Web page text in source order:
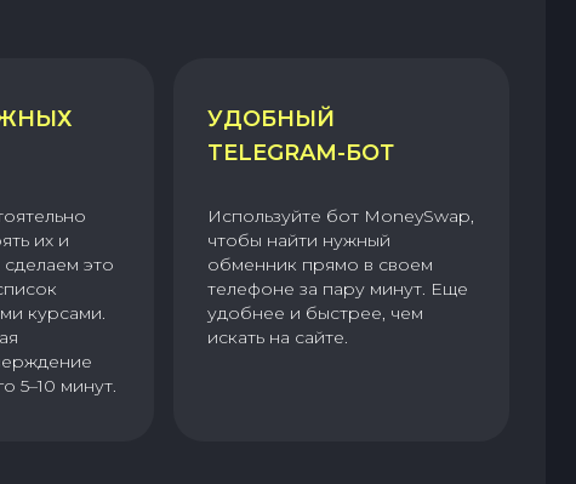
их и
это
курсами.
5–10 минут.
УДОБНЫЙ
TELEGRAM-БОТ
Используйте бот MoneySwap,
чтобы найти нужный
обменник прямо в своем
телефоне за пару минут. Еще
удобнее и быстрее, чем
искать на сайте.